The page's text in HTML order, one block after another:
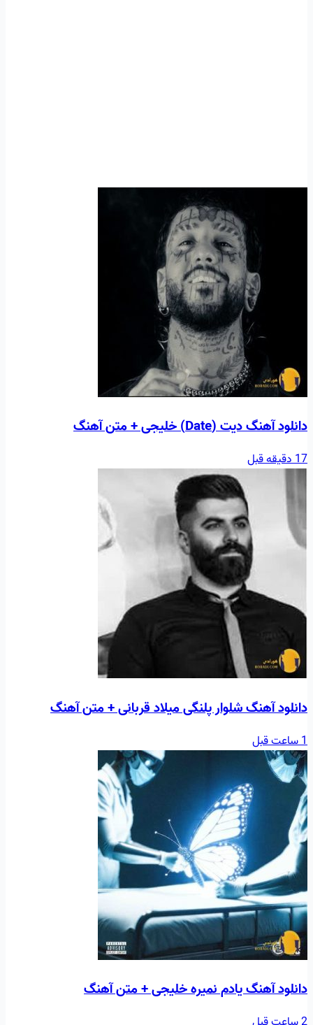
دانلود آهنگ دیت (Date) خلیجی + متن آهنگ
17 دقیقه قبل
دانلود آهنگ شلوار پلنگی میلاد قربانی + متن آهنگ
1 ساعت قبل
دانلود آهنگ یادم نمیره خلیجی + متن آهنگ